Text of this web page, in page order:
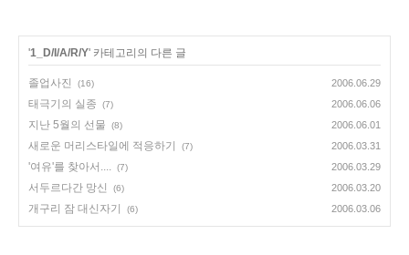
'1_D/I/A/R/Y' 카테고리의 다른 글
졸업사진 (16) 2006.06.29
태극기의 실종 (7) 2006.06.06
지난 5월의 선물 (8) 2006.06.01
새로운 머리스타일에 적응하기 (7) 2006.03.31
'여유'를 찾아서.... (7) 2006.03.29
서두르다간 망신 (6) 2006.03.20
개구리 잠 대신자기 (6) 2006.03.06